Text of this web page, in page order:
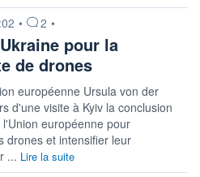
• 2 •
pour la
de drones
européenne Ursula von der
d'une visite à Kyiv la conclusion
européenne pour
drones et intensifier leur
... Lire la suite